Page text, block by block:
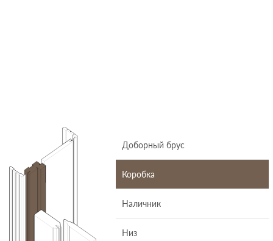
Доборный брус
Коробка
Наличник
Низ